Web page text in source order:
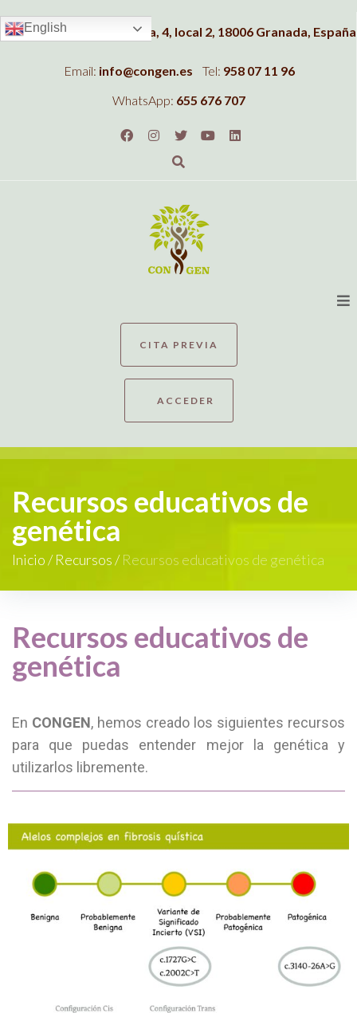
Dirección: C/Albahaca, 4, local 2, 18006 Granada, España
Email: info@congen.es Tel: 958 07 11 96
WhatsApp: 655 676 707
CITA PREVIA
ACCEDER
Recursos educativos de
genética
Inicio/ Recursos/ Recursos educativos de genética
Recursos educativos de
genética
En CONGEN, hemos creado los siguientes recursos
para que puedas entender mejor la genética y
utilizarlos libremente.
English